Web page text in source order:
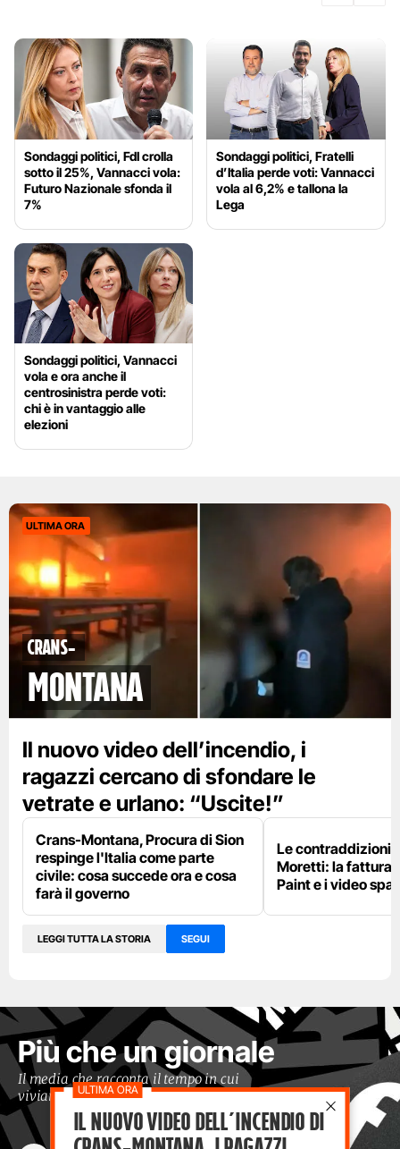
Sondaggi politici, FdI crolla
sotto il 25%, Vannacci vola:
Futuro Nazionale sfonda il
7%
Sondaggi politici, Fratelli
d’Italia perde voti: Vannacci
vola al 6,2% e tallona la
Lega
Sondaggi politici, Vannacci
vola e ora anche il
centrosinistra perde voti:
chi è in vantaggio alle
elezioni
ULTIMA ORA
Crans-
Montana
Il nuovo video dell’incendio, i
ragazzi cercano di sfondare le
vetrate e urlano: “Uscite!”
Crans-Montana, Procura di Sion
respinge l'Italia come parte
civile: cosa succede ora e cosa
farà il governo
Le contraddizioni
Moretti: la fattura
Paint e i video
LEGGI TUTTA LA STORIA SEGUI
Più che un giornale
Il media che racconta il tempo in cui
viviamo con occhi moderni
Il nuovo video dell’incendio di